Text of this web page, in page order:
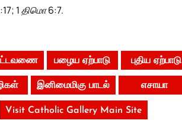
1 திமொ 6:7.
பழைய ஏற்பாடு புதிய ஏற்பாடு
இனிமைமிகு பாடல் எசாயா
Visit Catholic Gallery Main Site